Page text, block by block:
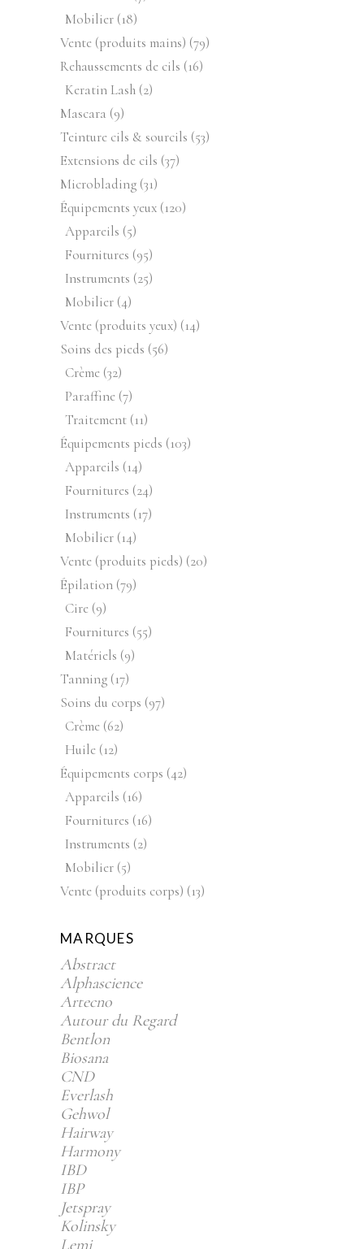
Mobilier 1818
produits
Vente (produits mains) 7979
Rehaussements de cils 1616
Keratin Lash 22
Mascara 99
produits
Teinture cils & sourcils 5353
Extensions de cils 3737
Microblading 3131
produits
Équipements yeux 120120
Appareils 55
produits
Fournitures 9595
produits
Instruments 2525
Mobilier 44
produits
Vente (produits yeux) 1414
Soins des pieds 5656
Crème 3232
produits
Paraffine 77
produits
Traitement 1111
produits
Équipements pieds 103103
Appareils 1414
produits
Fournitures 2424
produits
Instruments 1717
Mobilier 1414
produits
Vente (produits pieds) 2020
Épilation 7979
Cire 99
produits
Fournitures 5555
Matériels 99
Tanning 1717
produits
Soins du corps 9797
Crème 6262
Huile 1212
produits
Équipements corps 4242
Appareils 1616
produits
Fournitures 1616
Instruments 22
Mobilier 55
produits
Vente (produits corps) 1313
MARQUES
Abstract
Alphascience
Artecno
Autour du Regard
Bentlon
Biosana
CND
Everlash
Gehwol
Hairway
Harmony
IBD
IBP
Jetspray
Kolinsky
Lemi